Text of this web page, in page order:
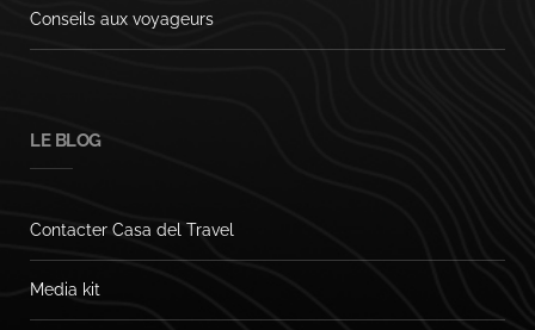
Conseils aux voyageurs
LE BLOG
Contacter Casa del Travel
Media kit